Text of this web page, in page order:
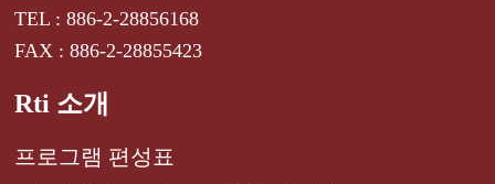
TEL : 886-2-28856168
FAX : 886-2-28855423
Rti 소개
프로그램 편성표